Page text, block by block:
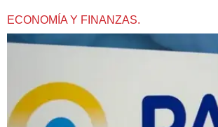
ECONOMÍA Y FINANZAS.